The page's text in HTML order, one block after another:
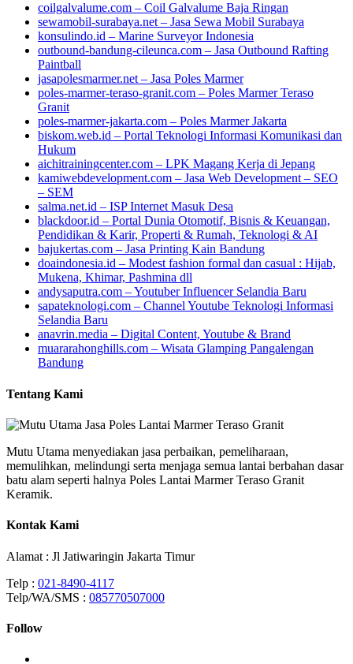
coilgalvalume.com – Coil Galvalume Baja Ringan
sewamobil-surabaya.net – Jasa Sewa Mobil Surabaya
konsulindo.id – Marine Surveyor Indonesia
outbound-bandung-cileunca.com – Jasa Outbound Rafting
Paintball
jasapolesmarmer.net – Jasa Poles Marmer
poles-marmer-teraso-granit.com – Poles Marmer Teraso
Granit
poles-marmer-jakarta.com – Poles Marmer Jakarta
biskom.web.id – Portal Teknologi Informasi Komunikasi dan
Hukum
aichitrainingcenter.com – LPK Magang Kerja di Jepang
kamiwebdevelopment.com – Jasa Web Development – SEO
– SEM
salma.net.id – ISP Internet Masuk Desa
blackdoor.id – Portal Dunia Otomotif, Bisnis & Keuangan,
Pendidikan & Karir, Properti & Rumah, Teknologi & AI
bajukertas.com – Jasa Printing Kain Bandung
doaindonesia.id – Modest fashion formal dan casual : Hijab,
Mukena, Khimar, Pashmina dll
andysaputra.com – Youtuber Influencer Selandia Baru
sapateknologi.com – Channel Youtube Teknologi Informasi
Selandia Baru
anavrin.media – Digital Content, Youtube & Brand
muararahonghills.com – Wisata Glamping Pangalengan
Bandung
Tentang Kami
Mutu Utama menyediakan jasa perbaikan, pemeliharaan,
memulihkan, melindungi serta menjaga semua lantai berbahan dasar
batu alam seperti halnya Poles Lantai Marmer Teraso Granit
Keramik.
Kontak Kami
Alamat : Jl Jatiwaringin Jakarta Timur
Telp : 021-8490-4117
Telp/WA/SMS : 085770507000
Follow